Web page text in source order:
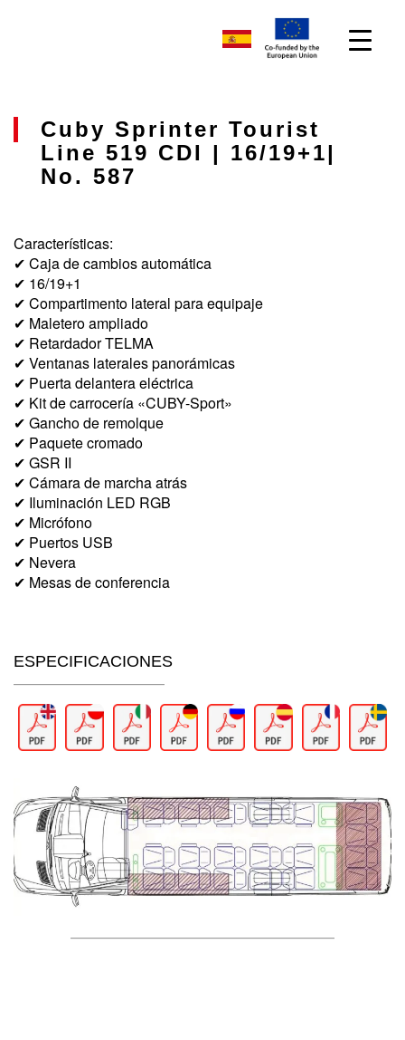
Cuby Sprinter Tourist
Line 519 CDI | 16/19+1|
No. 587
Características:
✔ Caja de cambios automática
✔ 16/19+1
✔ Compartimento lateral para equipaje
✔ Maletero ampliado
✔ Retardador TELMA
✔ Ventanas laterales panorámicas
✔ Puerta delantera eléctrica
✔ Kit de carrocería «CUBY-Sport»
✔ Gancho de remolque
✔ Paquete cromado
✔ GSR II
✔ Cámara de marcha atrás
✔ Iluminación LED RGB
✔ Micrófono
✔ Puertos USB
✔ Nevera
✔ Mesas de conferencia
ESPECIFICACIONES